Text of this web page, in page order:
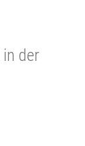
in der